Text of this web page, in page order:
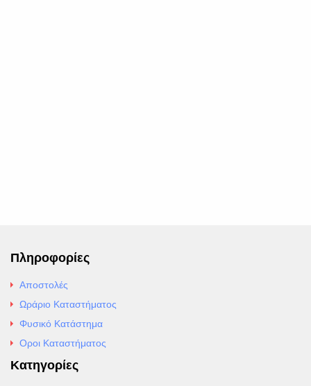
Πληροφορίες
Αποστολές
Ωράριο Καταστήματος
Φυσικό Κατάστημα
Οροι Καταστήματος
Κατηγορίες